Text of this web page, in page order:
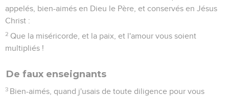
appelés, bien-aimés en Dieu le Père, et conservés en Jésus
Christ :
2 Que la miséricorde, et la paix, et l'amour vous soient
multipliés !
De faux enseignants
3 Bien-aimés, quand j'usais de toute diligence pour vous